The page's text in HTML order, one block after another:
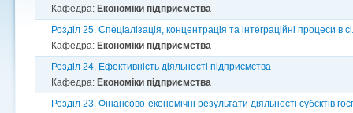
Кафедра: Економіки підприємства
Розділ 25. Спеціалізація, концентрація та інтеграційні процеси в
Кафедра: Економіки підприємства
Розділ 24. Ефективність діяльності підприємства
Кафедра: Економіки підприємства
Розділ 23. Фінансово-економічні результати діяльності субєктів